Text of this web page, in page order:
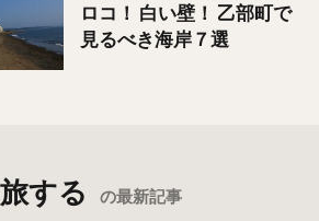
ロコ！ 白い壁！ 乙部町で
見るべき海岸７選
する の最新記事